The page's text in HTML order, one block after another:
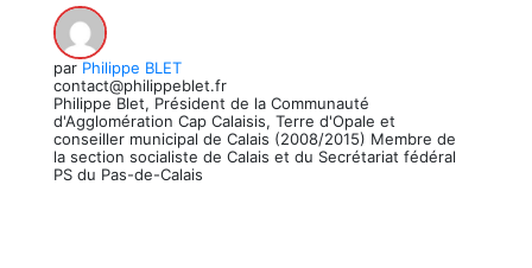
par Philippe BLET
contact@philippeblet.fr
Philippe Blet, Président de la Communauté
d'Agglomération Cap Calaisis, Terre d'Opale et
conseiller municipal de Calais (2008/2015) Membre de
la section socialiste de Calais et du Secrétariat fédéral
PS du Pas-de-Calais